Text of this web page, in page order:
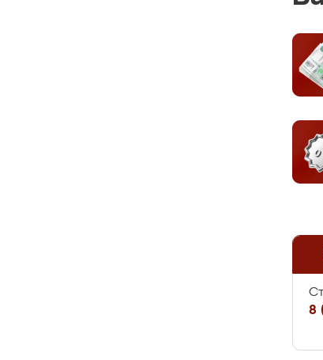
8